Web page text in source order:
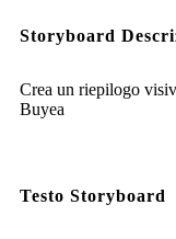
Storyboard
Crea un riepilogo
Buyea
Testo Storyboard